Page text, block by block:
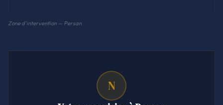
Zone d'intervention — Persan
N